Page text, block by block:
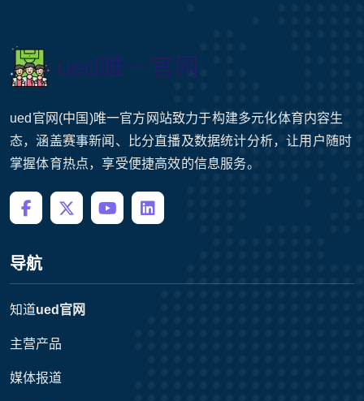
ued官网(中国)唯一官方网站致力于构建多元化体育内容生
态，涵盖赛事新闻、比分直播及数据统计分析，让用户随时
掌握体育热点，享受便捷高效的信息服务。
导航
知道ued官网
主营产品
媒体报道